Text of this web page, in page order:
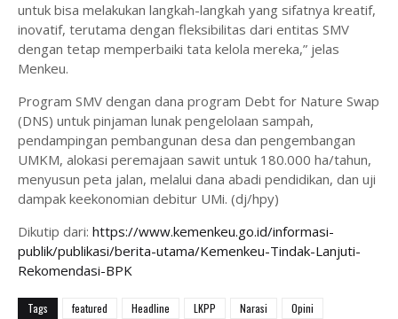
untuk bisa melakukan langkah-langkah yang sifatnya kreatif,
inovatif, terutama dengan fleksibilitas dari entitas SMV
dengan tetap memperbaiki tata kelola mereka,” jelas
Menkeu.
Program SMV dengan dana program Debt for Nature Swap
(DNS) untuk pinjaman lunak pengelolaan sampah,
pendampingan pembangunan desa dan pengembangan
UMKM, alokasi peremajaan sawit untuk 180.000 ha/tahun,
menyusun peta jalan, melalui dana abadi pendidikan, dan uji
dampak keekonomian debitur UMi. (dj/hpy)
Dikutip dari: https://www.kemenkeu.go.id/informasi-
publik/publikasi/berita-utama/Kemenkeu-Tindak-Lanjuti-
Rekomendasi-BPK
Tags featured Headline LKPP Narasi Opini